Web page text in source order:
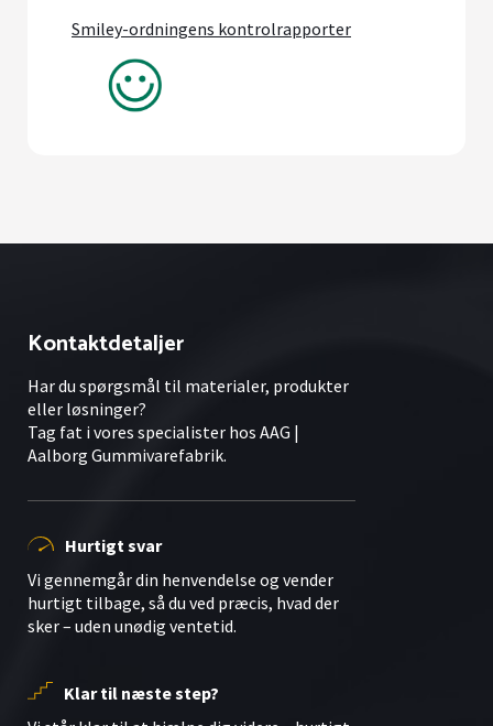
Smiley-ordningens kontrolrapporter
Kontaktdetaljer
Har du spørgsmål til materialer, produkter
eller løsninger?
Tag fat i vores specialister hos AAG |
Aalborg Gummivarefabrik.
Hurtigt svar
Vi gennemgår din henvendelse og vender
hurtigt tilbage, så du ved præcis, hvad der
sker – uden unødig ventetid.
Klar til næste step?